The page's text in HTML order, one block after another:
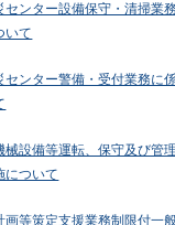
センター設備保守・清掃業
いて
センター警備・受付業務に
械設備等運転、保守及び管
について
画等策定支援業務制限付一